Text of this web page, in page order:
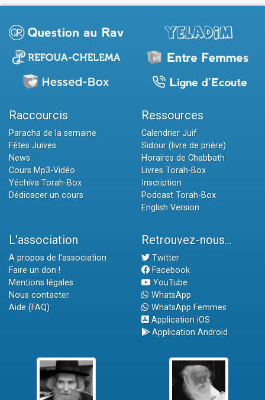
Raccourcis
Paracha de la semaine
Fêtes Juives
News
Cours Mp3-Vidéo
Yéchiva Torah-Box
Dédicacer un cours
Ressources
Calendrier Juif
Sidour (livre de prière)
Horaires de Chabbath
Livres Torah-Box
Inscription
Podcast Torah-Box
English Version
L'association
A propos de l'association
Faire un don !
Mentions légales
Nous contacter
Aide (FAQ)
Retrouvez-nous...
Twitter
Facebook
YouTube
WhatsApp
WhatsApp Femmes
Application iOS
Application Android